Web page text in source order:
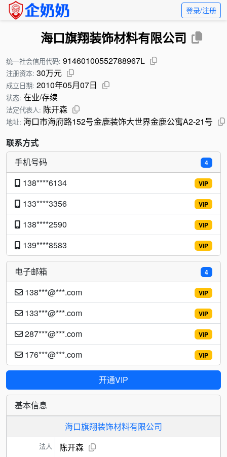
登录/注册
海口旗翔装饰材料有限公司
统一社会信用代码: 91460100552788967L
注册资本: 30万元
成立日期: 2010年05月07日
状态: 在业/存续
法定代表人: 陈开森
地址: 海口市海府路152号金鹿装饰大世界金鹿公寓A2-21号
联系方式
4
手机号码
VIP
138****6134
VIP
133****3356
VIP
138****2590
VIP
139****8583
4
电子邮箱
VIP
138***@***.com
VIP
133***@***.com
VIP
287***@***.com
VIP
176***@***.com
开通VIP
基本信息
海口旗翔装饰材料有限公司
法人 陈开森